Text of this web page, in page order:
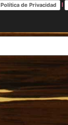
Política de Privacidad |